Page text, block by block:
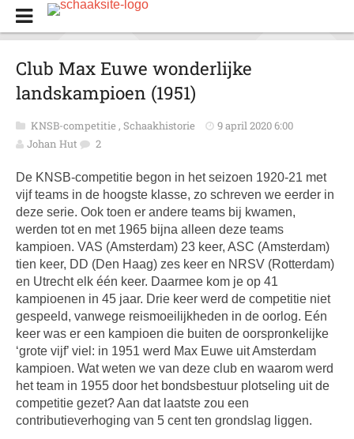
Club Max Euwe wonderlijke
landskampioen (1951)
KNSB-competitie , Schaakhistorie
9 april 2020 6:00
Johan Hut
2
De KNSB-competitie begon in het seizoen 1920-21 met
vijf teams in de hoogste klasse, zo schreven we eerder in
deze serie. Ook toen er andere teams bij kwamen,
werden tot en met 1965 bijna alleen deze teams
kampioen. VAS (Amsterdam) 23 keer, ASC (Amsterdam)
tien keer, DD (Den Haag) zes keer en NRSV (Rotterdam)
en Utrecht elk één keer. Daarmee kom je op 41
kampioenen in 45 jaar. Drie keer werd de competitie niet
gespeeld, vanwege reismoeilijkheden in de oorlog. Eén
keer was er een kampioen die buiten de oorspronkelijke
‘grote vijf’ viel: in 1951 werd Max Euwe uit Amsterdam
kampioen. Wat weten we van deze club en waarom werd
het team in 1955 door het bondsbestuur plotseling uit de
competitie gezet? Aan dat laatste zou een
contributieverhoging van 5 cent ten grondslag liggen.